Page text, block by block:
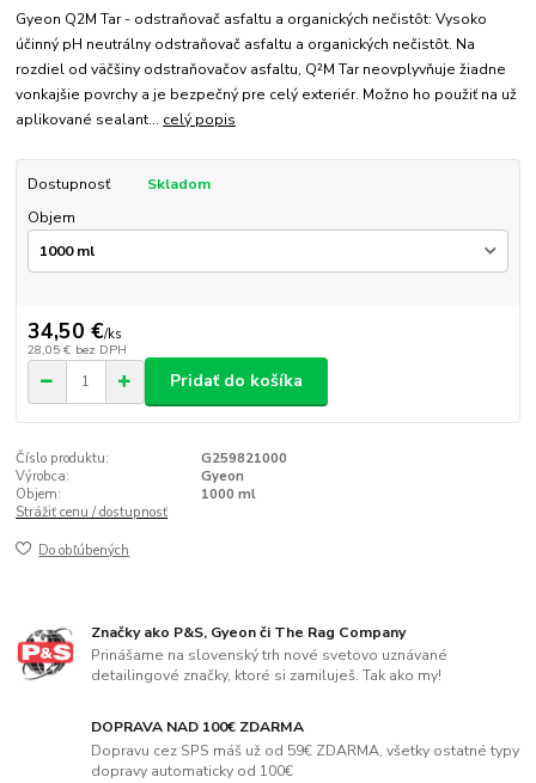
Gyeon Q2M Tar - odstraňovač asfaltu a organických nečistôt: Vysoko
účinný pH neutrálny odstraňovač asfaltu a organických nečistôt. Na
rozdiel od väčšiny odstraňovačov asfaltu, Q²M Tar neovplyvňuje žiadne
vonkajšie povrchy a je bezpečný pre celý exteriér. Možno ho použiť na už
aplikované sealant... celý popis
Dostupnosť
Skladom
Objem
34,50 €/ks
28,05 € bez DPH
Pridať do košíka
Číslo produktu:
G259821000
Výrobca:
Gyeon
Objem:
1000 ml
Strážiť cenu / dostupnosť
Do obľúbených
Značky ako P&S, Gyeon či The Rag Company
Prinášame na slovenský trh nové svetovo uznávané
detailingové značky, ktoré si zamiluješ. Tak ako my!
DOPRAVA NAD 100€ ZDARMA
Dopravu cez SPS máš už od 59€ ZDARMA, všetky ostatné typy
dopravy automaticky od 100€